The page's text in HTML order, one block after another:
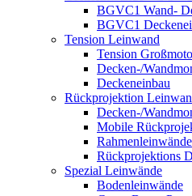
BGVC1 Wand-
BGVC1
Tension Leinwand
Tension
Decken-/
Deckeneinbau
Rückprojektion
Decken-/
Mobile
Rahmenleinwände
Rückprojektions
Spezial Leinwände
Bodenleinwände